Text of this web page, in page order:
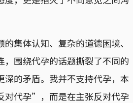
集体认知、复杂的道德困境、
，围绕代孕的话题撕裂了不同的
深的矛盾。我并不支持代孕，本
对代孕”，而是在主张反对代孕